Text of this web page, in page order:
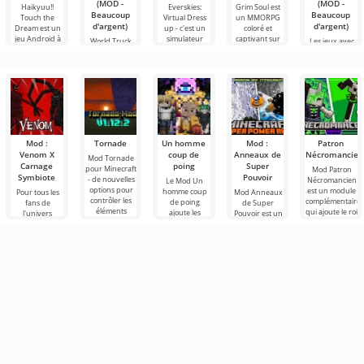
Haikyuu!!
Touch the
Dream est un
jeu Android à
(MOD -
Beaucoup
d'argent)
World Truck
Everskies:
Virtual Dress
up - c'est un
simulateur
Grim Soul est
un MMORPG
coloré et
captivant sur
(MOD -
Beaucoup
d'argent)
Les jeux avec
Mod :
Venom X
Carnage
Symbiote
Pour tous les
fans de
l'univers
Tornade
Mod Tornade
pour Minecraft
- de nouvelles
options pour
contrôler les
éléments
Un homme
coup de
poing
Le Mod Un
homme coup
de poing
ajoute les
Mod :
Anneaux de
Super
Pouvoir
Mod Anneaux
de Super
Pouvoir est un
Patron
Nécromancien
Mod Patron
Nécromancien
est un module
complémentaire
qui ajoute le roi